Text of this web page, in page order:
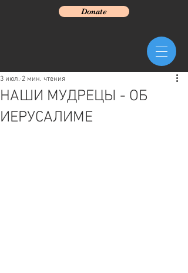
Donate
НАШИ МУДРЕЦЫ - ОБ
ИЕРУСАЛИМЕ
3 июл. 2 мин. чтения